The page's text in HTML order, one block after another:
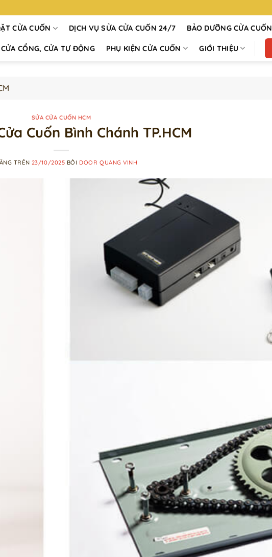
CỬA CUỐN DỊCH VỤ SỬA CỬA CUỐN 24/7 BẢO DƯỠNG CỬA CUỐN
CỔNG, CỬA TỰ ĐỘNG PHỤ KIỆN CỬA CUỐN GIỚI THIỆU
SỬA CỬA CUỐN HCM
Cuốn Bình Chánh TP.HCM
TRÊN 23/10/2025 BỞI DOOR QUANG VINH